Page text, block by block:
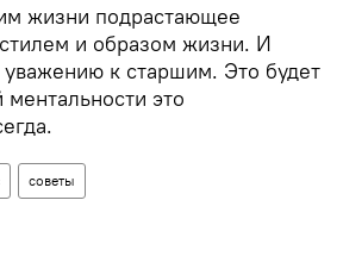
жизни подрастающее
и образом жизни. И
уважению к старшим. Это будет
это
советы